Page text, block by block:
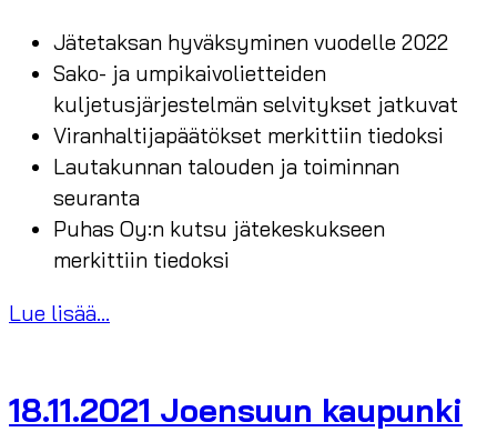
Jätetaksan hyväksyminen vuodelle 2022
Sako- ja umpikaivolietteiden
kuljetusjärjestelmän selvitykset jatkuvat
Viranhaltijapäätökset merkittiin tiedoksi
Lautakunnan talouden ja toiminnan
seuranta
Puhas Oy:n kutsu jätekeskukseen
merkittiin tiedoksi
Lue lisää...
18.11.2021 Joensuun kaupunki